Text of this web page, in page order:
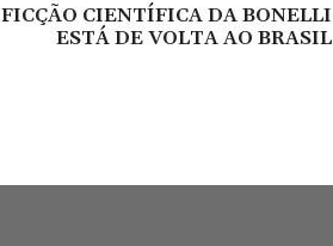
FICÇÃO CIENTÍFICA DA BONELLI
ESTÁ DE VOLTA AO BRASIL